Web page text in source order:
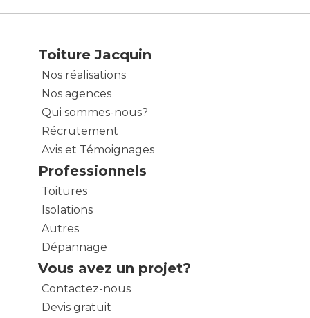
Toiture Jacquin
Nos réalisations
Nos agences
Qui sommes-nous?
Récrutement
Avis et Témoignages
Professionnels
Toitures
Isolations
Autres
Dépannage
Vous avez un projet?
Contactez-nous
Devis gratuit